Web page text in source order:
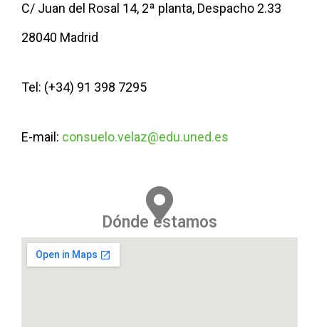
C/ Juan del Rosal 14, 2ª planta, Despacho 2.33
28040 Madrid
Tel: (+34) 91 398 7295
E-mail: consuelo.velaz@edu.uned.es
Dónde estamos